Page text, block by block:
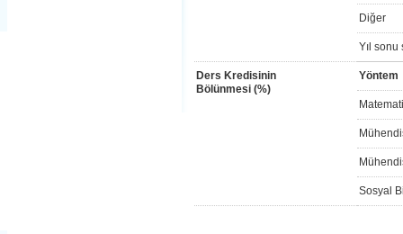
Diğer
Yıl sonu
Ders Kredisinin
Bölünmesi (%)
Yöntem
Sosyal